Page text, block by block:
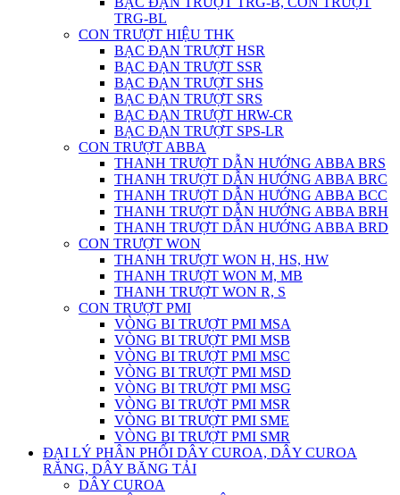
TRG-BL
CON TRƯỢT HIỆU THK
BẠC ĐẠN TRƯỢT HSR
BẠC ĐẠN TRƯỢT SSR
BẠC ĐẠN TRƯỢT SHS
BẠC ĐẠN TRƯỢT SRS
BẠC ĐẠN TRƯỢT HRW-CR
BẠC ĐẠN TRƯỢT SPS-LR
CON TRƯỢT ABBA
THANH TRƯỢT DẪN HƯỚNG ABBA BRS
THANH TRƯỢT DẪN HƯỚNG ABBA BRC
THANH TRƯỢT DẪN HƯỚNG ABBA BCC
THANH TRƯỢT DẪN HƯỚNG ABBA BRH
THANH TRƯỢT DẪN HƯỚNG ABBA BRD
CON TRƯỢT WON
THANH TRƯỢT WON H, HS, HW
THANH TRƯỢT WON M, MB
THANH TRƯỢT WON R, S
CON TRƯỢT PMI
VÒNG BI TRƯỢT PMI MSA
VÒNG BI TRƯỢT PMI MSB
VÒNG BI TRƯỢT PMI MSC
VÒNG BI TRƯỢT PMI MSD
VÒNG BI TRƯỢT PMI MSG
VÒNG BI TRƯỢT PMI MSR
VÒNG BI TRƯỢT PMI SME
VÒNG BI TRƯỢT PMI SMR
ĐẠI LÝ PHÂN PHỐI DÂY CUROA, DÂY CUROA
RĂNG, DÂY BĂNG TẢI
DÂY CUROA